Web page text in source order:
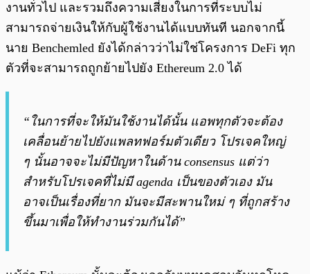
งานทั่วไป และรวมถึงความเสี่ยงในการที่ระบบไม่
สามารถจ่ายเงินให้กับผู้ใช้งานได้แบบทันที นอกจากนี้
นาย Benchemled ยังได้กล่าวว่าไม่ใช่โครงการ DeFi ทุก
ตัวที่จะสามารถถูกย้ายไปยัง Ethereum 2.0 ได้
“ในการที่จะให้มันใช้งานได้นั้น แอพทุกตัวจะต้อง
เคลื่อนย้ายไปยังแพลทฟอร์มตัวเดียว โปรเจคใหญ่
ๆ นั้นอาจจะไม่มีปัญหาในด้าน consensus แต่ว่า
สำหรับโปรเจคที่ไม่มี agenda เป็นของตัวเอง มัน
อาจเป็นเรื่องที่ยาก มันจะมีสะพานใหม่ ๆ ที่ถูกสร้าง
ขึ้นมาเพื่อให้ทำงานร่วมกันได้”